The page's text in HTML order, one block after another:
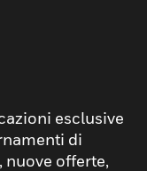
esclusive
di
offerte,